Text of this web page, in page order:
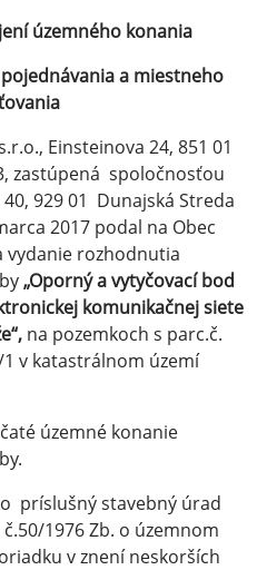
územného konania
a miestneho
Einsteinova 24, 851 01
zastúpená spoločnosťou
40, 929 01 Dunajská Streda
2017 podal na Obec
vydanie rozhodnutia
„Oporný a vytyčovací bod
komunikačnej siete
na pozemkoch s parc.č.
1 v katastrálnom území
územné konanie
príslušný stavebný úrad
1976 Zb. o územnom
v znení neskorších